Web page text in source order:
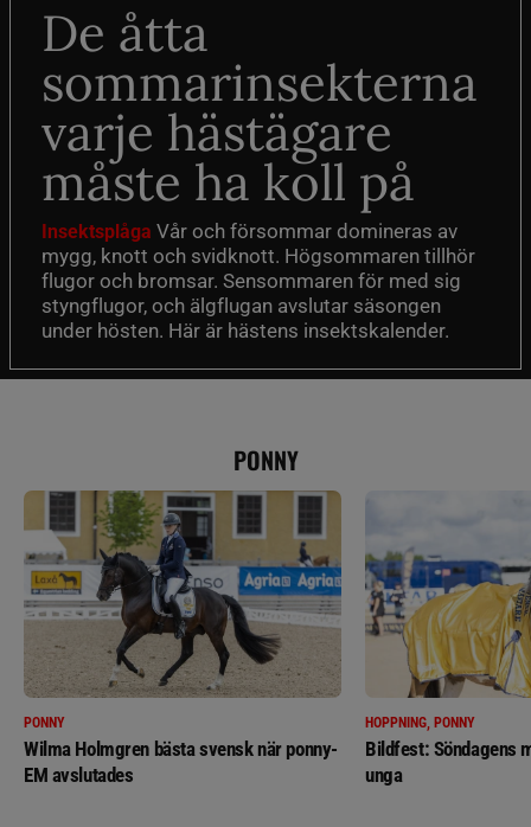
De åtta
sommarinsekterna
varje hästägare
måste ha koll på
Insektsplåga Vår och försommar domineras av
mygg, knott och svidknott. Högsommaren tillhör
flugor och bromsar. Sensommaren för med sig
styngflugor, och älgflugan avslutar säsongen
under hösten. Här är hästens insektskalender.
PONNY
PONNY
Wilma Holmgren bästa svensk när ponny-
EM avslutades
HOPPNING, PONNY
Bildfest: Söndagens
unga